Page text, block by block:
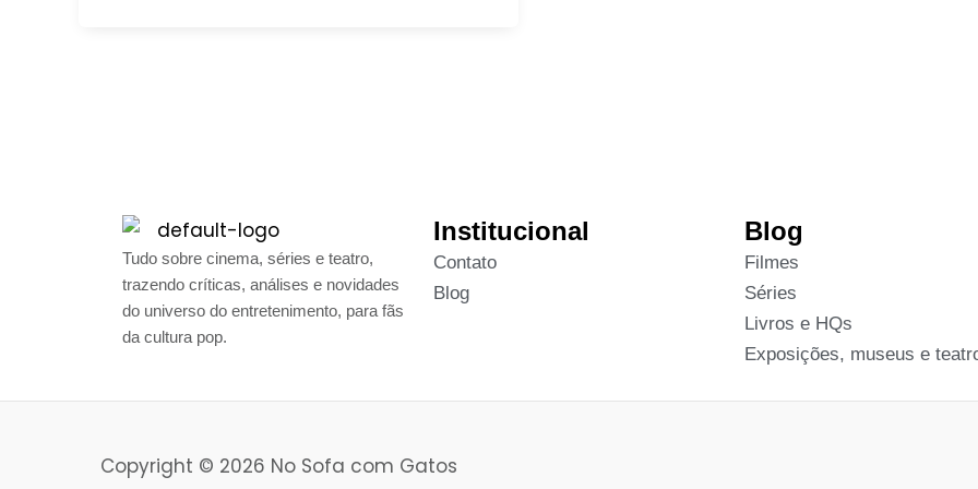
Tudo sobre cinema, séries e teatro,
trazendo críticas, análises e novidades
do universo do entretenimento, para fãs
da cultura pop.
Institucional
Contato
Blog
Blog
Filmes
Séries
Livros e HQs
Exposições, museus e
Copyright © 2026 No Sofa com Gatos